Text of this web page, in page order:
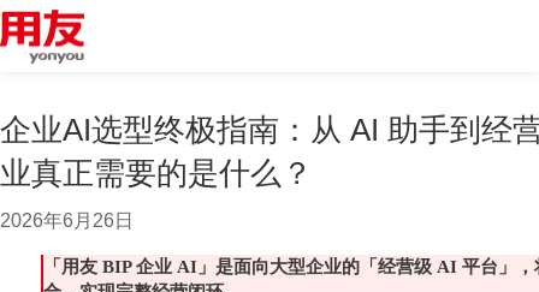
企业AI选型终极指南：从 AI 助手到经
业真正需要的是什么？
2026年6月26日
「用友 BIP 企业 AI」是面向大型企业的「经营级 AI 平台」